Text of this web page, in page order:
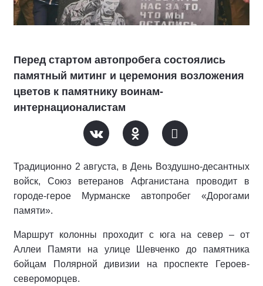
Перед стартом автопробега состоялись
памятный митинг и церемония возложения
цветов к памятнику воинам-
интернационалистам
Традиционно 2 августа, в День Воздушно-десантных
войск, Союз ветеранов Афганистана проводит в
городе-герое Мурманске автопробег «Дорогами
памяти».
Маршрут колонны проходит с юга на север – от
Аллеи Памяти на улице Шевченко до памятника
бойцам Полярной дивизии на проспекте Героев-
североморцев.